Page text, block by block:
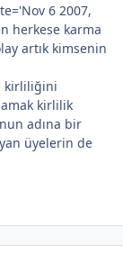
6 2007,
herkese karma
artık kimsenin
kirliliğini
kirlilik
adına bir
üyelerin de